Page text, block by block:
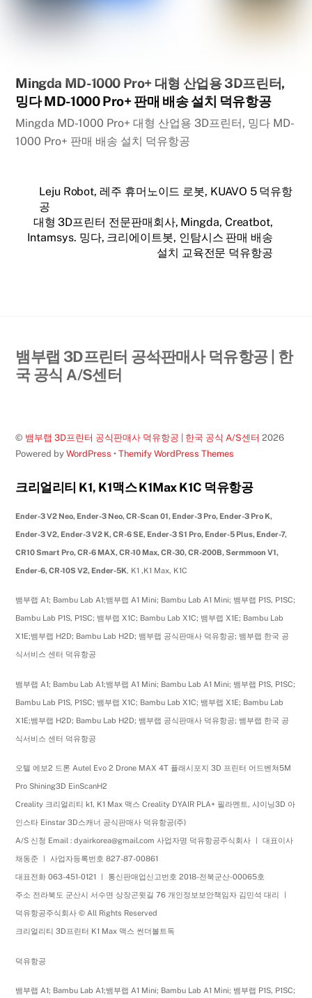
Mingda MD-1000 Pro+ 대형 산업용 3D프린터,
밍다 MD-1000 Pro+ 판매 배송 설치 덕유항공
Mingda MD-1000 Pro+ 대형 산업용 3D프린터, 밍다 MD-
1000 Pro+ 판매 배송 설치 덕유항공
Leju Robot, 레주 휴머노이드 로봇, KUAVO 5 덕유항
공
대형 3D프린터 전문판매회사, Mingda, Creatbot,
Intamsys. 밍다, 크리에이트봇, 인탐시스 판매 배송
설치 교육전문 덕유항공
Back
뱀부랩 3D프린터 공식판매사 덕유항공 | 한
국 공식 A/S센터
© 뱀부랩 3D프린터 공식판매사 덕유항공 | 한국 공식 A/S센터 2026
Powered byWordPress •Themify WordPress Themes
크리얼리티 K1, K1맥스 K1Max K1C 덕유항공
Ender-3 V2 Neo, Ender-3 Neo, CR-Scan 01, Ender-3 Pro, Ender-3 Pro K,
Ender-3 V2, Ender-3 V2 K, CR-6 SE, Ender-3 S1 Pro, Ender-5 Plus, Ender-7,
CR10 Smart Pro, CR-6 MAX, CR-10 Max, CR-30, CR-200B, Sermmoon V1,
Ender-6, CR-10S V2, Ender-5K, K1 ,K1 Max, K1C
뱀부랩 A1; Bambu Lab A1;뱀부랩 A1 Mini; Bambu Lab A1 Mini; 뱀부랩 P1S, P1SC;
Bambu Lab P1S, P1SC; 뱀부랩 X1C; Bambu Lab X1C; 뱀부랩 X1E; Bambu Lab
X1E;뱀부랩 H2D; Bambu Lab H2D; 뱀부랩 공식판매사 덕유항공; 뱀부랩 한국 공
식서비스 센터 덕유항공
뱀부랩 A1; Bambu Lab A1;뱀부랩 A1 Mini; Bambu Lab A1 Mini; 뱀부랩 P1S, P1SC;
Bambu Lab P1S, P1SC; 뱀부랩 X1C; Bambu Lab X1C; 뱀부랩 X1E; Bambu Lab
X1E;뱀부랩 H2D; Bambu Lab H2D; 뱀부랩 공식판매사 덕유항공; 뱀부랩 한국 공
식서비스 센터 덕유항공
오텔 에보2 드론 Autel Evo 2 Drone MAX 4T 플래시포지 3D 프린터 어드벤쳐5M
Pro Shining3D EinScanH2
Creality 크리얼리티 k1, K1 Max 맥스 Creality DYAIR PLA+ 필라멘트, 샤이닝3D 아
인스타 Einstar 3D스캐너 공식판매사 덕유항공(주)
A/S 신청 Email : dyairkorea@gmail.com 사업자명 덕유항공주식회사 ㅣ 대표이사
채동준 ㅣ 사업자등록번호 827-87-00861
대표전화 063-451-0121 ㅣ 통신판매업신고번호 2018-전북군산-00065호
주소 전라북도 군산시 서수면 상장곤윗길 76 개인정보보안책임자 김민석 대리 ㅣ
덕유항공주식회사 © All Rights Reserved
크리얼리티 3D프린터 K1 Max 맥스 썬더볼트독
덕유항공
뱀부랩 A1; Bambu Lab A1;뱀부랩 A1 Mini; Bambu Lab A1 Mini; 뱀부랩 P1S, P1SC;